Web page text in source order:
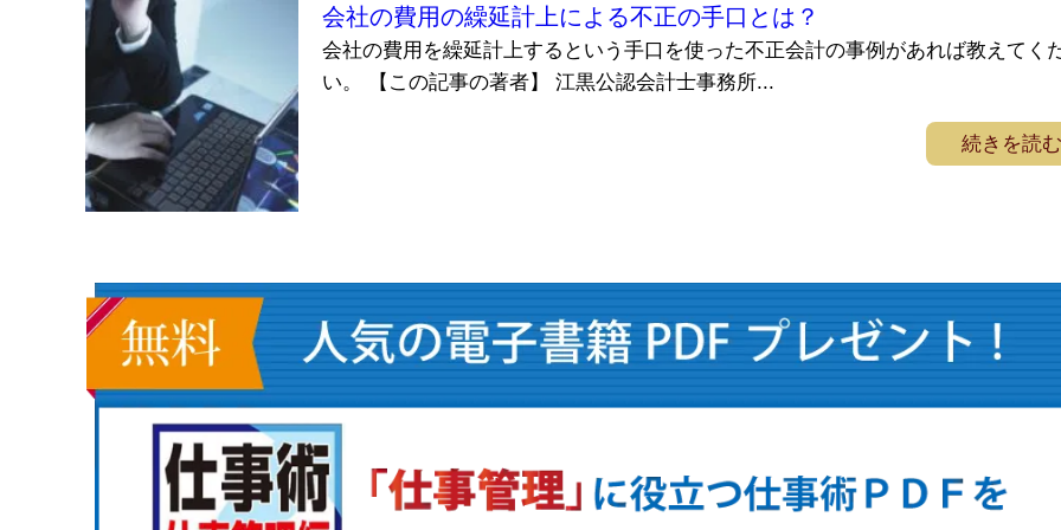
会社の費用の繰延計上による不正の手口とは？
会社の費用を繰延計上するという手口を使った不正会計の事例があれば教えてく
い。 【この記事の著者】 江黒公認会計士事務所...
続きを読む